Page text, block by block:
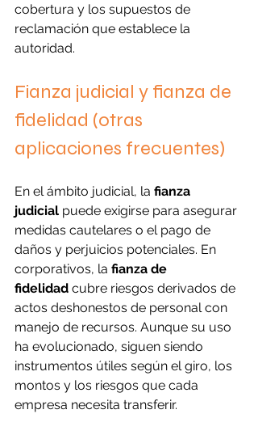
cobertura y los supuestos de
reclamación que establece la
autoridad.
Fianza judicial y fianza de
fidelidad (otras
aplicaciones frecuentes)
En el ámbito judicial, la fianza
judicial puede exigirse para asegurar
medidas cautelares o el pago de
daños y perjuicios potenciales. En
corporativos, la fianza de
fidelidad cubre riesgos derivados de
actos deshonestos de personal con
manejo de recursos. Aunque su uso
ha evolucionado, siguen siendo
instrumentos útiles según el giro, los
montos y los riesgos que cada
empresa necesita transferir.